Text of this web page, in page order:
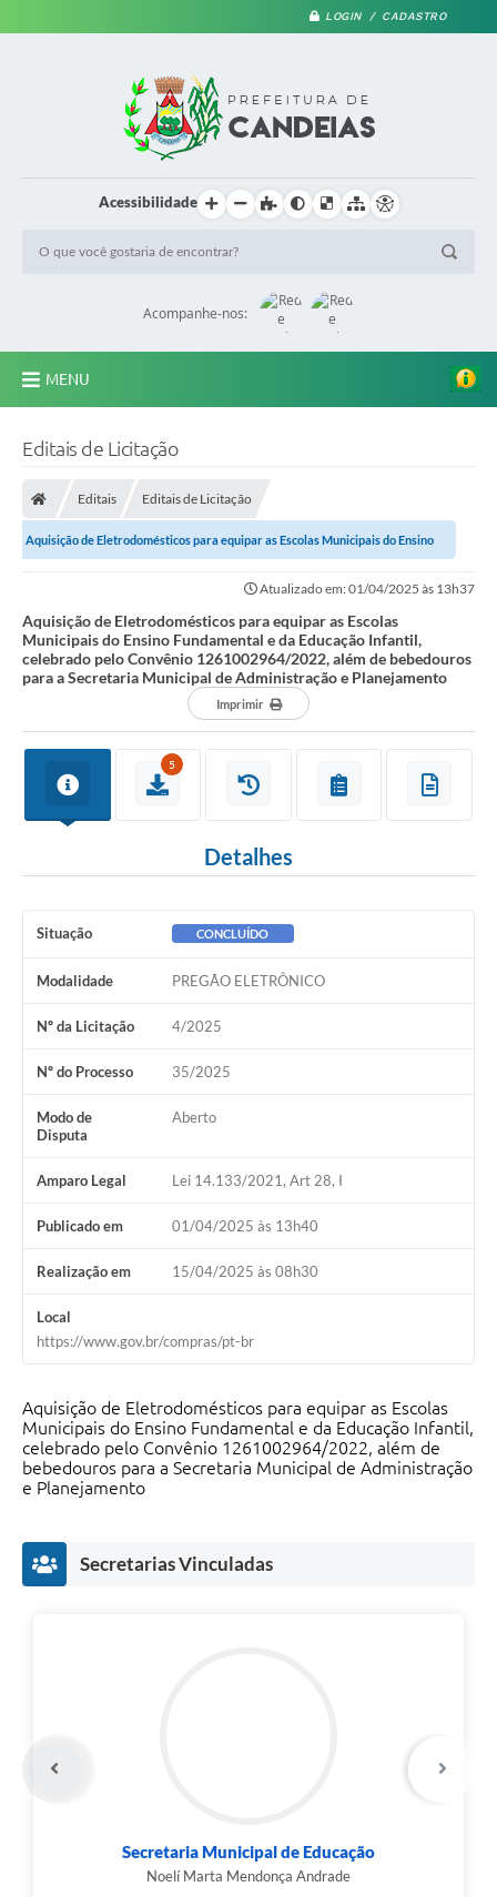
LOGIN / CADASTRO
Acessibilidade
Acompanhe-nos:
MENU
Diário Oficial
Contato
Notícias
Denúncia de Lotes sujos e entulhos
Conselhos Municipais
A Nossa Cidade
Portal da Transparência
Fila de espera SUS
Canal da Ouvidoria
Prevican
Publicações
Vigilância em Saúde
Creche Municipal
Plano Diretor
Farmácia Municipal
Orientações COVID-19
Contratos
Legislação
combate à pandemia do COVID -19
PNAB - CICLO 2
Editais de Licitação
Editais Editais de Licitação
Aquisição de Eletrodomésticos para equipar as Escolas Municipais do Ensino
Atualizado em: 01/04/2025 às 13h37
Aquisição de Eletrodomésticos para equipar as Escolas
Municipais do Ensino Fundamental e da Educação Infantil,
celebrado pelo Convênio 1261002964/2022, além de bebedouros
para a Secretaria Municipal de Administração e Planejamento
Imprimir
5
Detalhes
Situação CONCLUÍDO
Modalidade PREGÃO ELETRÔNICO
Nº da Licitação 4/2025
Nº do Processo 35/2025
Modo de
Disputa
Aberto
Amparo Legal Lei 14.133/2021, Art 28, I
Publicado em 01/04/2025 às 13h40
Realização em 15/04/2025 às 08h30
Local
https://www.gov.br/compras/pt-br
Aquisição de Eletrodomésticos para equipar as Escolas
Municipais do Ensino Fundamental e da Educação Infantil,
celebrado pelo Convênio 1261002964/2022, além de
bebedouros para a Secretaria Municipal de Administração
e Planejamento
Secretarias Vinculadas
Secretaria Municipal de Educação
Noelí Marta Mendonça Andrade